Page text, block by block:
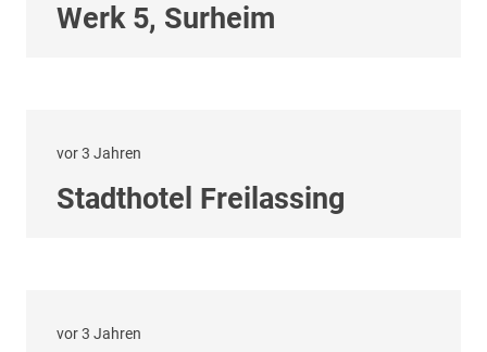
Werk 5, Surheim
vor 3 Jahren
Stadthotel Freilassing
vor 3 Jahren